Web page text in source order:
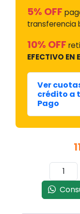
5% OFF
transferencia
10% OFF
EFECTIVO EN
Ver
crédito a
Pago
400
Mm
Pta.